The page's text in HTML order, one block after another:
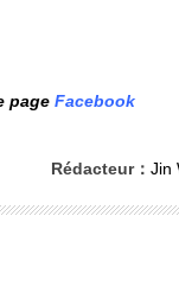
page Facebook
Rédacteur： Jin